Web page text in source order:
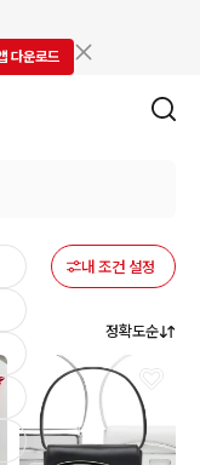
다운로드
내 조건 설정
정확도순